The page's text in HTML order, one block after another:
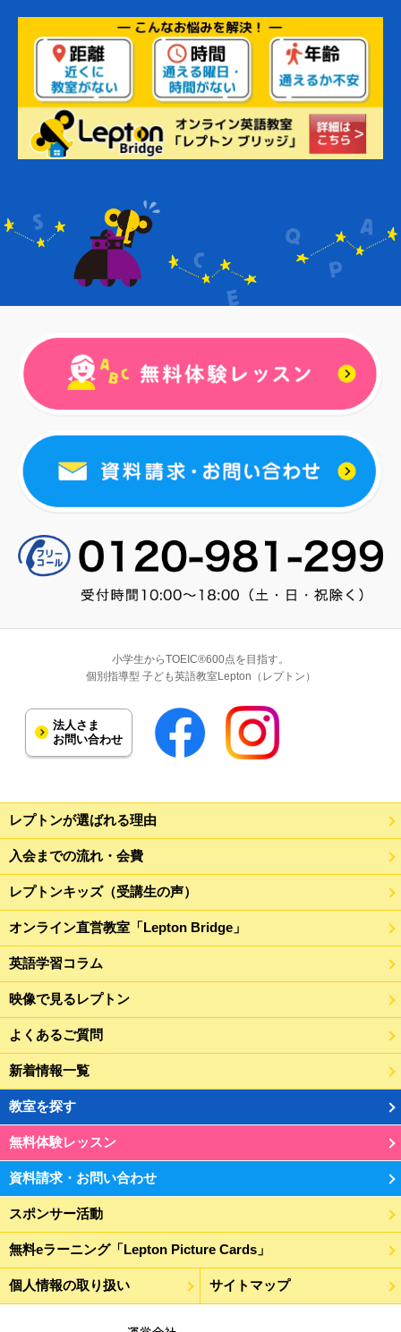
小学生からTOEIC®600点を目指す。
個別指導型 子ども英語教室Lepton（レプトン）
法人さま
お問い合わせ
レプトンが選ばれる理由
入会までの流れ・会費
レプトンキッズ（受講生の声）
オンライン直営教室「Lepton Bridge」
英語学習コラム
映像で見るレプトン
よくあるご質問
新着情報一覧
教室を探す
無料体験レッスン
資料請求・お問い合わせ
スポンサー活動
無料eラーニング「Lepton Picture Cards」
個人情報の取り扱い サイトマップ